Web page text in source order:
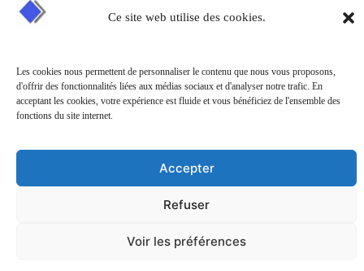
Ce site web utilise des cookies.
Les cookies nous permettent de personnaliser le contenu que nous vous proposons,
d'offrir des fonctionnalités liées aux médias sociaux et d'analyser notre trafic. En
acceptant les cookies, votre expérience est fluide et vous bénéficiez de l'ensemble des
fonctions du site internet.
Accepter
Refuser
Voir les préférences
69360 Ternay, France
contact@big-france.com